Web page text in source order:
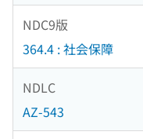
NDC9版
364.4 : 社会保障
NDLC
AZ-543